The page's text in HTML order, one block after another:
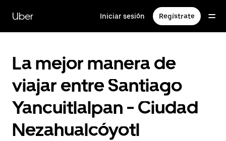
contenido
principal
Uber Iniciar sesión Regístrate
La mejor manera de
viajar entre Santiago
Yancuitlalpan - Ciudad
Nezahualcóyotl